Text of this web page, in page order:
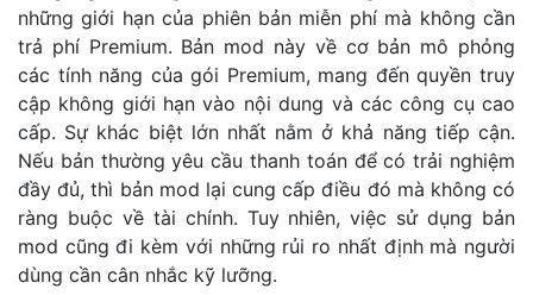
những giới hạn của phiên bản miễn phí mà không cần
trả phí Premium. Bản mod này về cơ bản mô phỏng
các tính năng của gói Premium, mang đến quyền truy
cập không giới hạn vào nội dung và các công cụ cao
cấp. Sự khác biệt lớn nhất nằm ở khả năng tiếp cận.
Nếu bản thường yêu cầu thanh toán để có trải nghiệm
đầy đủ, thì bản mod lại cung cấp điều đó mà không có
ràng buộc về tài chính. Tuy nhiên, việc sử dụng bản
mod cũng đi kèm với những rủi ro nhất định mà người
dùng cần cân nhắc kỹ lưỡng.